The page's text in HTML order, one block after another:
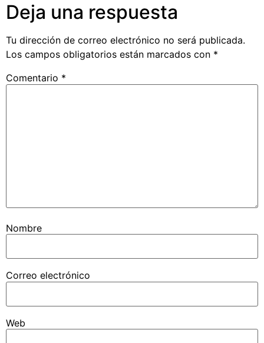
Deja una respuesta
Tu dirección de correo electrónico no será publicada.
Los campos obligatorios están marcados con *
Comentario *
Nombre
Correo electrónico
Web